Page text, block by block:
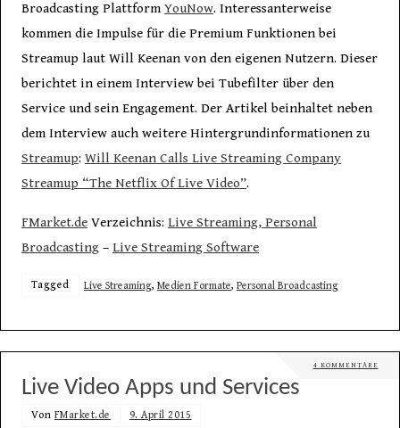
Broadcasting Plattform YouNow. Interessanterweise
kommen die Impulse für die Premium Funktionen bei
Streamup laut Will Keenan von den eigenen Nutzern. Dieser
berichtet in einem Interview bei Tubefilter über den
Service und sein Engagement. Der Artikel beinhaltet neben
dem Interview auch weitere Hintergrundinformationen zu
Streamup: Will Keenan Calls Live Streaming Company
Streamup “The Netflix Of Live Video”.
FMarket.deVerzeichnis: Live Streaming, Personal
Broadcasting– Live Streaming Software
Tagged Live Streaming, Medien Formate, Personal Broadcasting
4 KOMMENTARE
Live Video Apps und Services
Von FMarket.de 9. April 2015